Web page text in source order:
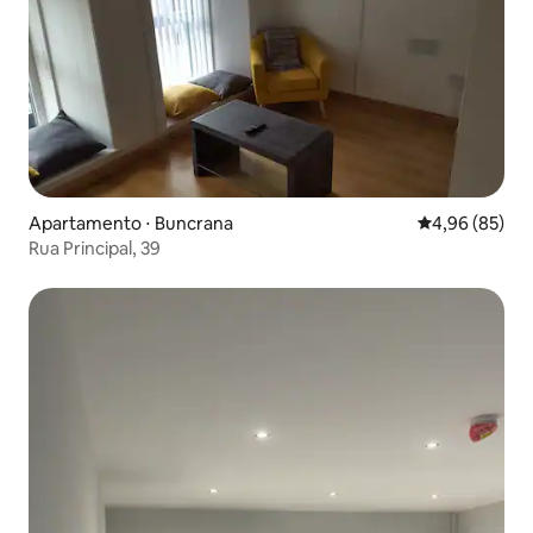
Apartamento ⋅ Buncrana 4,96 de uma
4,96 (85)
Rua Principal, 39